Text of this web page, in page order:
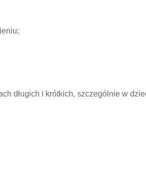
długich i krótkich, szczególnie w